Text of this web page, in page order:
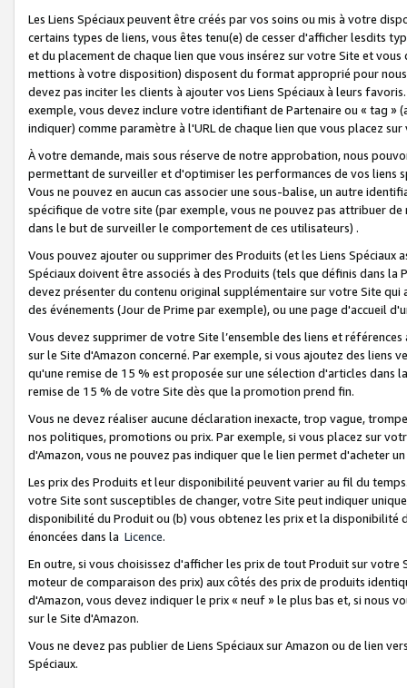
Les Liens Spéciaux peuvent être créés par vos soins ou mis à votre
certains types de liens, vous êtes tenu(e) de cesser d'afficher lesdits
et du placement de chaque lien que vous insérez sur votre Site et
mettions à votre disposition) disposent du format approprié pour
devez pas inciter les clients à ajouter vos Liens Spéciaux à leurs
exemple, vous devez inclure votre identifiant de Partenaire ou « tag
indiquer) comme paramètre à l'URL de chaque lien que vous placez
À votre demande, mais sous réserve de notre approbation, nous
permettant de surveiller et d'optimiser les performances de vos liens
Vous ne pouvez en aucun cas associer une sous-balise, un autre
spécifique de votre site (par exemple, vous ne pouvez pas attribuer
dans le but de surveiller le comportement de ces utilisateurs) .
Vous pouvez ajouter ou supprimer des Produits (et les Liens
Spéciaux doivent être associés à des Produits (tels que définis dans
devez présenter du contenu original supplémentaire sur votre Site qui
des événements (Jour de Prime par exemple), ou une page d'accueil
Vous devez supprimer de votre Site l’ensemble des liens et
sur le Site d'Amazon concerné. Par exemple, si vous ajoutez des
qu'une remise de 15 % est proposée sur une sélection d'articles
remise de 15 % de votre Site dès que la promotion prend fin.
Vous ne devez réaliser aucune déclaration inexacte, trop vague,
nos politiques, promotions ou prix. Par exemple, si vous placez sur
d'Amazon, vous ne pouvez pas indiquer que le lien permet d'acheter
Les prix des Produits et leur disponibilité peuvent varier au fil du
votre Site sont susceptibles de changer, votre Site peut indiquer
disponibilité du Produit ou (b) vous obtenez les prix et la disponibilité
énoncées dans la Licence.
En outre, si vous choisissez d'afficher les prix de tout Produit sur
moteur de comparaison des prix) aux côtés des prix de produits
d'Amazon, vous devez indiquer le prix « neuf » le plus bas et, si nous
sur le Site d'Amazon.
Vous ne devez pas publier de Liens Spéciaux sur Amazon ou de lien
Spéciaux.